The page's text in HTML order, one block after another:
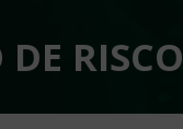
DE RISCO